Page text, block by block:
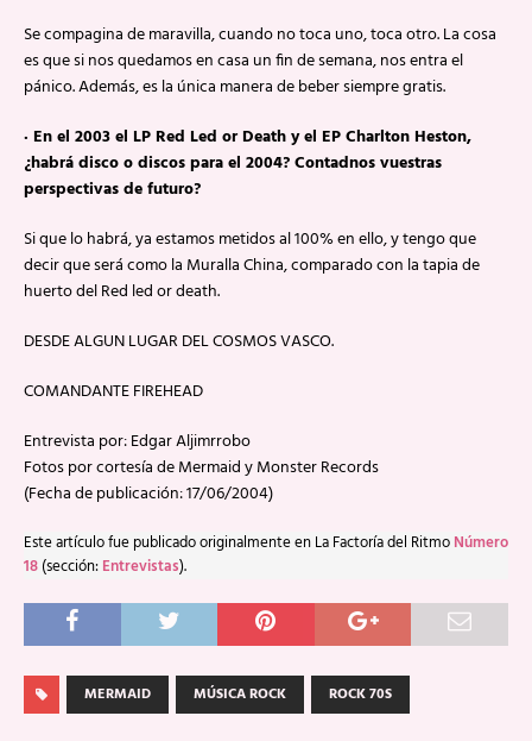
Se compagina de maravilla, cuando no toca uno, toca otro. La cosa
es que si nos quedamos en casa un fin de semana, nos entra el
pánico. Además, es la única manera de beber siempre gratis.
· En el 2003 el LP Red Led or Death y el EP Charlton Heston,
¿habrá disco o discos para el 2004? Contadnos vuestras
perspectivas de futuro?
Si que lo habrá, ya estamos metidos al 100% en ello, y tengo que
decir que será como la Muralla China, comparado con la tapia de
huerto del Red led or death.
DESDE ALGUN LUGAR DEL COSMOS VASCO.
COMANDANTE FIREHEAD
Entrevista por: Edgar Aljimrrobo
Fotos por cortesía de Mermaid y Monster Records
(Fecha de publicación: 17/06/2004)
Este artículo fue publicado originalmente en La Factoría del Ritmo Número
18 (sección: Entrevistas).
MERMAID MÚSICA ROCK ROCK 70S